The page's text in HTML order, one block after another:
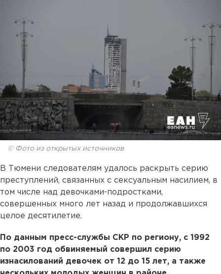
© Фото из открытых источников
В Тюмени следователям удалось раскрыть серию
преступлений, связанных с сексуальным насилием, в
том числе над девочками-подростками,
совершенных много лет назад и продолжавшихся
целое десятилетие.
По данным пресс-службы СКР по региону, с 1992
по 2003 год обвиняемый совершил серию
изнасилований девочек от 12 до 15 лет, а также